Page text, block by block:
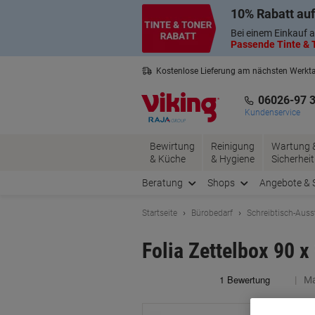
10% Rabatt
Bei einem Einkauf
Passende Tinte &
Kostenlose Lieferung am nächsten
06026-97
Kundenservice
Bewirtung
& Küche
Reinigung
& Hygiene
Wartung
Sicherheit
Beratung Shops Angebote &
Startseite Bürobedarf Schreibtisch-
Folia Zettelbox 90